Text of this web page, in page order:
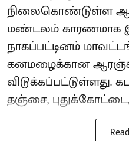
நிலைகொண்டுள்ள
மண்டலம் காரணமாக
நாகப்பட்டினம்
கனமழைக்கான
விடுக்கப்பட்டுள்ளது.
தஞ்சை, புதுக்கோட்டை,